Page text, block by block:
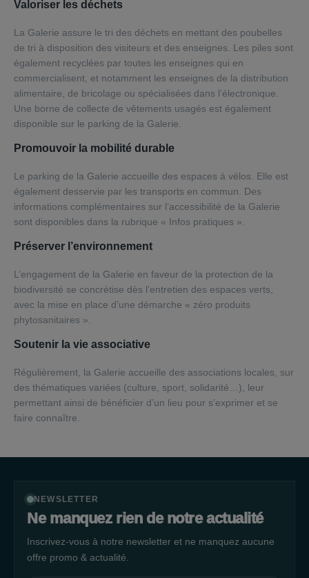
Valoriser les déchets
La Galerie assure le tri des déchets en mettant des poubelles
de tri à disposition des visiteurs et des enseignes. Les piles sont
également recyclées par toutes les enseignes qui en
commercialisent, et notamment les enseignes de la distribution
alimentaire, de bricolage ou spécialisées dans l’électronique.
Une borne de collecte de vêtements usagés est également
disponible sur le parking de la Galerie.
Promouvoir la mobilité durable
Le parking de la Galerie accueille des espaces à vélos. Elle est
également desservie par les transports en commun. Des
informations complémentaires sur l’accessibilité de la Galerie
sont disponibles dans la rubrique « Infos pratiques ».
Préserver l’environnement
L’engagement de la Galerie en faveur de la protection de la
biodiversité se concrétise dès l’entretien des espaces verts,
avec la mise en place d’une démarche « zéro produits
phytosanitaires ».
Soutenir la vie associative
Régulièrement, la Galerie accueille des associations locales, sur
des thématiques variées (culture, sport, solidarité…), leur
permettant ainsi de bénéficier d’un lieu pour s’exprimer et se
faire connaître.
NEWSLETTER
Ne manquez rien de notre actualité
Inscrivez-vous à notre newsletter et ne manquez aucune
offre promo & actualité.